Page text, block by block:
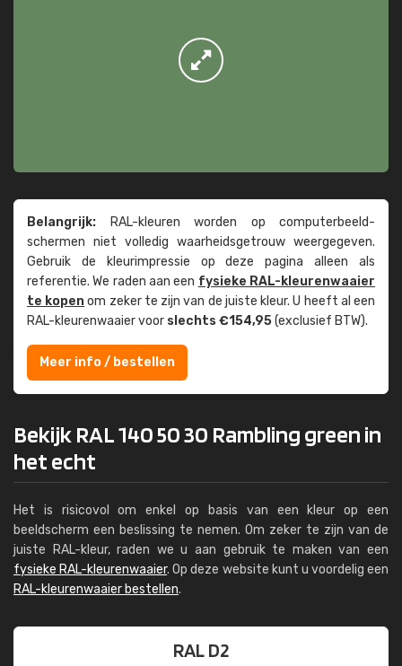
Belangrijk: RAL-kleuren worden op computer­beeld­
schermen niet volledig waarheids­­getrouw weer­gegeven.
Gebruik de kleur­impressie op deze pagina alleen als
referentie. We raden aan een fysieke RAL-kleuren­waaier
te kopenom zeker te zijn van de juiste kleur. U heeft al een
RAL-kleuren­waaier voor slechts €154,95(exclusief BTW).
Meer info / bestellen
Bekijk RAL 140 50 30 Rambling green in
het echt
Het is risicovol om enkel op basis van een kleur op een
beeldscherm een beslissing te nemen. Om zeker te zijn van de
juiste RAL-kleur, raden we u aan gebruik te maken van een
fysieke RAL-kleurenwaaier. Op deze website kunt u voordelig een
RAL-kleurenwaaier bestellen.
RAL D2